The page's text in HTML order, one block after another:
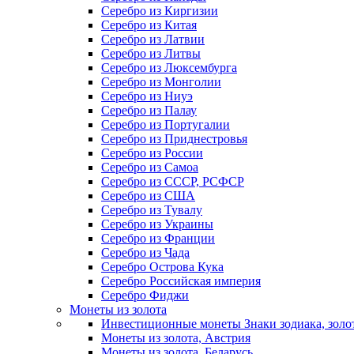
Серебро из Киргизии
Серебро из Китая
Серебро из Латвии
Серебро из Литвы
Серебро из Люксембурга
Серебро из Монголии
Серебро из Ниуэ
Серебро из Палау
Серебро из Португалии
Серебро из Приднестровья
Серебро из России
Серебро из Самоа
Серебро из СССР, РСФСР
Серебро из США
Серебро из Тувалу
Серебро из Украины
Серебро из Франции
Серебро из Чада
Серебро Острова Кука
Серебро Российская империя
Серебро Фиджи
Монеты из золота
Инвестиционные монеты Знаки зодиака,
Монеты из золота, Австрия